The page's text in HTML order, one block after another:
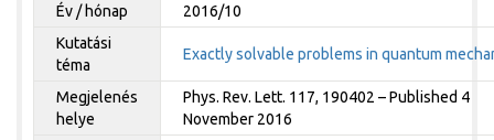
Év / hónap
2016/10
Kutatási
téma
Exactly solvable problems in quantum
Megjelenés
helye
Phys. Rev. Lett. 117, 190402 – Published 4
November 2016